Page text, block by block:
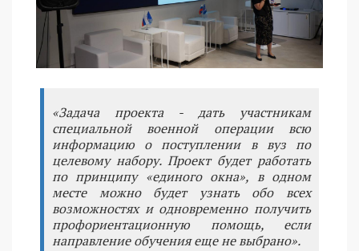
«Задача проекта - дать участникам
специальной военной операции всю
информацию о поступлении в вуз по
целевому набору. Проект будет работать
по принципу «единого окна», в одном
месте можно будет узнать обо всех
возможностях и одновременно получить
профориентационную помощь, если
направление обучения еще не выбрано».